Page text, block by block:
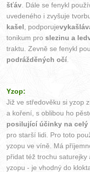
šťáv . Dále se fenykl
uvedeného i zvyšuje
kašel , podporuje
tonikum proslezinu a
traktu. Zevně se fenykl
podrážděných očí
Yzop:
Již ve středověku si yzop
a koření, s oblibou ho
posilující účinky na celý
pro starší lidi. Pro toto
yzopu ve víně. Má
přidat též trochu
yzopu - je vhodný do